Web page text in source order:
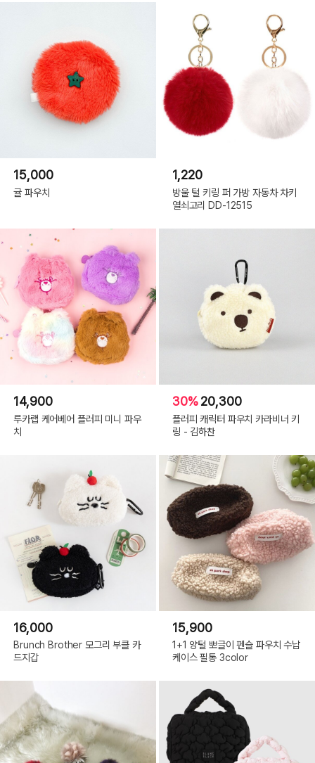
15,000
귤 파우치
1,220
방울 털 키링 퍼 가방 자동차 차키
열쇠고리 DD-12515
14,900
루카랩 케어베어 플러피 미니 파우
치
30%20,300
플러피 캐릭터 파우치 카라비너 키
링 - 김하찬
16,000
Brunch Brother 모그리 부클 카
드지갑
15,900
1+1 양털 뽀글이 펜슬 파우치 수납
케이스 필통 3color